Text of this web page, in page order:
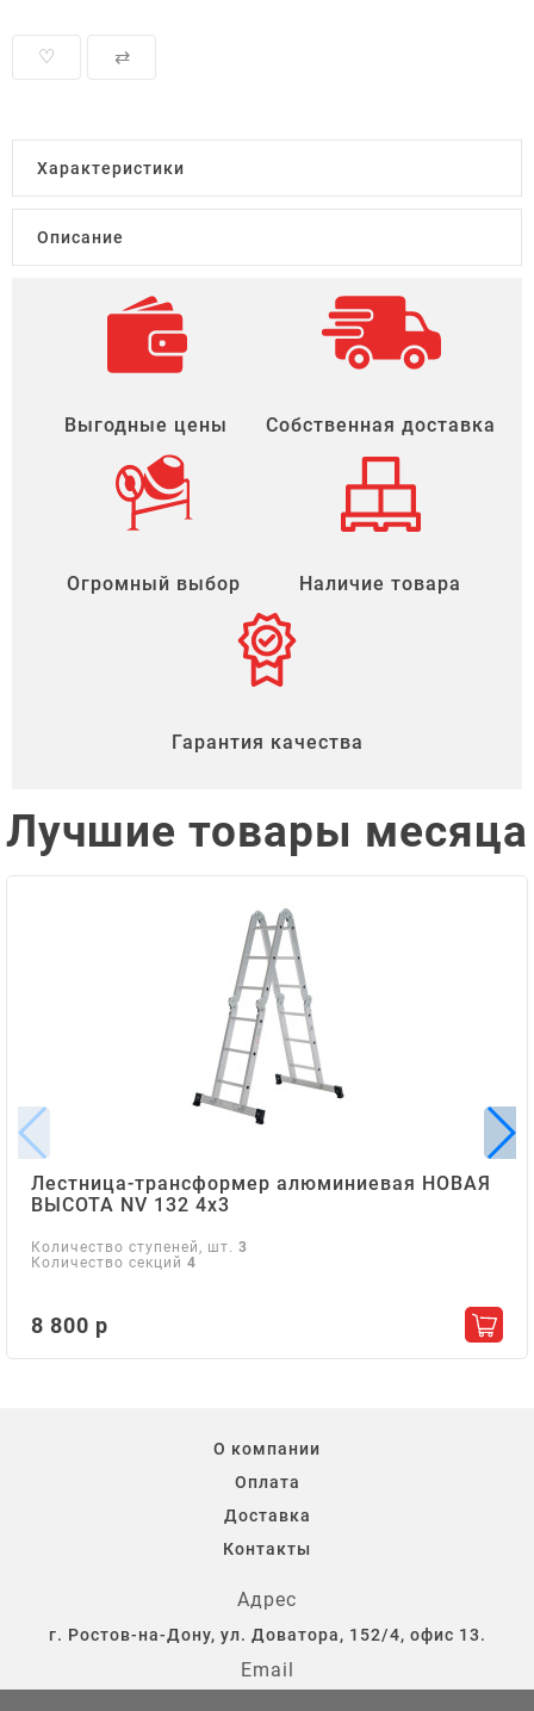
♡ ⇄
Характеристики
Описание
Выгодные цены Собственная доставка
Огромный выбор Наличие товара
Гарантия качества
Лучшие товары месяца
Лестница-трансформер алюминиевая НОВАЯ
ВЫСОТА NV 132 4х3
Количество ступеней, шт. 3
Количество секций 4
8 800 р
О компании
Оплата
Доставка
Контакты
Адрес
г. Ростов-на-Дону, ул. Доватора, 152/4, офис 13.
Email